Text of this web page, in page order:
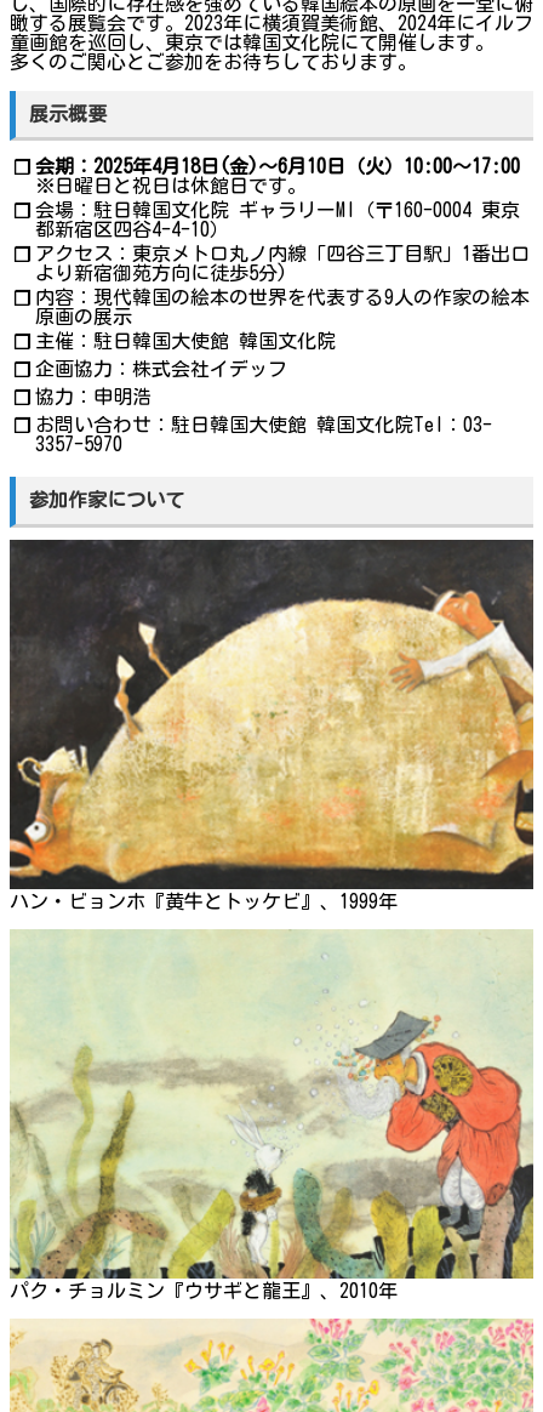
瞰する展覧会です。2023年に横須賀美術館、2024年にイルフ
童画館を巡回し、東京では韓国文化院にて開催します。
多くのご関心とご参加をお待ちしております。
展示概要
❐ 会期：2025年4月18日(金)～6月10日（火）10:00～17:00
※日曜日と祝日は休館日です。
❐ 会場：駐日韓国文化院 ギャラリーMI（〒160-0004 東京
都新宿区四谷4-4-10）
❐ アクセス：東京メトロ丸ノ内線「四谷三丁目駅」1番出口
より新宿御苑方向に徒歩5分)
❐ 内容：現代韓国の絵本の世界を代表する9人の作家の絵本
原画の展示
❐ 主催：駐日韓国大使館 韓国文化院
❐ 企画協力：株式会社イデッフ
❐ 協力：申明浩
❐ お問い合わせ：駐日韓国大使館 韓国文化院Tel：03-
3357-5970
参加作家について
ハン・ビョンホ『黄牛とトッケビ』、1999年
パク・チョルミン『ウサギと龍王』、2010年